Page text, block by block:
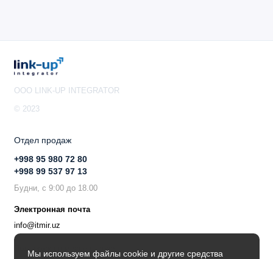
Мы используем файлы cookie и другие средства
OOO LINK-UP INTEGRATOR
© 2023
Отдел продаж
+998 95 980 72 80
+998 99 537 97 13
Будни, с 9:00 до 18.00
Электронная почта
info@itmir.uz
Поддержка в мессенджере